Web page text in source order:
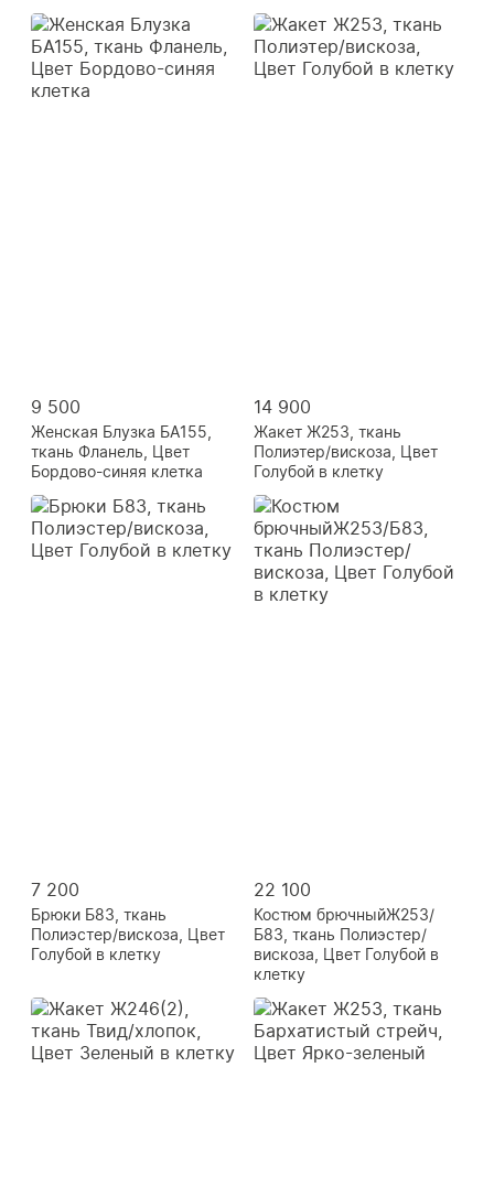
9 500
Женская Блузка БА155,
ткань Фланель, Цвет
Бордово-синяя клетка
14 900
Жакет Ж253, ткань
Полиэтер/вискоза, Цвет
Голубой в клетку
7 200
Брюки Б83, ткань
Полиэстер/вискоза, Цвет
Голубой в клетку
22 100
Костюм брючныйЖ253/
Б83, ткань Полиэстер/
вискоза, Цвет Голубой в
клетку